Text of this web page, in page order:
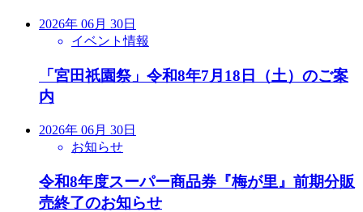
2026年 06月 30日
イベント情報
「宮田祇園祭」令和8年7月18日（土）のご案
内
2026年 06月 30日
お知らせ
令和8年度スーパー商品券『梅が里』前期分販
売終了のお知らせ